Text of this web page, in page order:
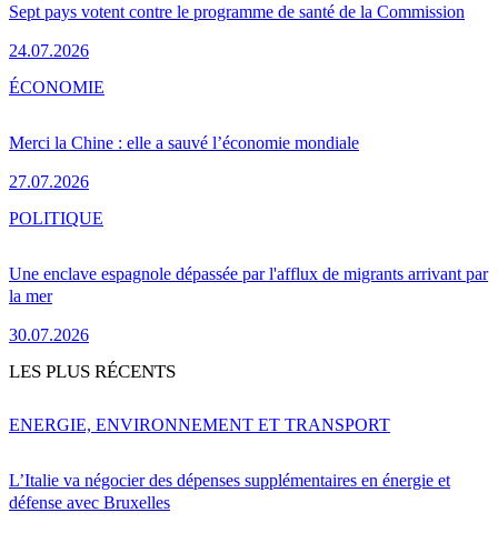
Sept pays votent contre le programme de santé de la Commission
24.07.2026
Merci la Chine : elle a sauvé l’économie mondiale
27.07.2026
ÉCONOMIE
Une enclave espagnole dépassée par l'afflux de migrants arrivant par
la mer
30.07.2026
POLITIQUE
LES PLUS RÉCENTS
L’Italie va négocier des dépenses supplémentaires en énergie et
défense avec Bruxelles
ENERGIE, ENVIRONNEMENT ET TRANSPORT